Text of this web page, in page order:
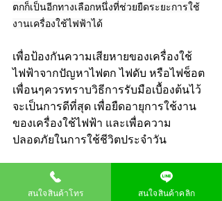
ตกก็เป็นอีกทางเลือกหนึ่งที่ช่วยยืดระยะการใช้
งานเครื่องใช้ไฟฟ้าได้
เพื่อป้องกันความเสียหายของเครื่องใช้
ไฟฟ้าจากปัญหาไฟตก ไฟดับ หรือไฟช็อต
เพื่อนๆควรทราบวิธีการรับมือเบื้องต้นไว้
จะเป็นการดีที่สุด เพื่อยืดอายุการใช้งาน
ของเครื่องใช้ไฟฟ้า และเพื่อความ
ปลอดภัยในการใช้ชีวิตประจำวัน
สนใจสินค้าโทร สนใจสินค้าคลิก